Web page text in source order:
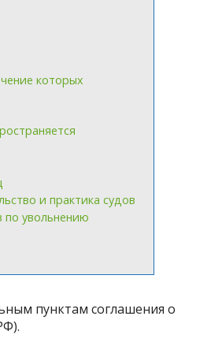
которых
и практика судов
увольнению
пунктам соглашения о